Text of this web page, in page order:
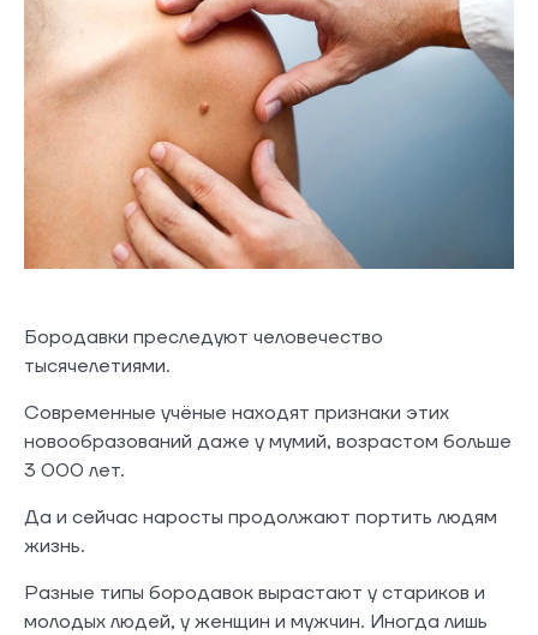
Бородавки преследуют человечество
тысячелетиями.
Современные учёные находят признаки этих
новообразований даже у мумий, возрастом больше
3 000 лет.
Да и сейчас наросты продолжают портить людям
жизнь.
Разные типы бородавок вырастают у стариков и
молодых людей, у женщин и мужчин. Иногда лишь